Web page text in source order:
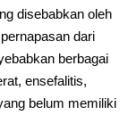
disebabkan oleh
dari
berbagai
ensefalitis,
belum memiliki